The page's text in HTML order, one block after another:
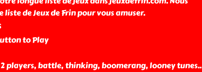
liste de Jeux de Frin pour vous amuser.
to Play
players, battle, thinking, boomerang, looney tunes..